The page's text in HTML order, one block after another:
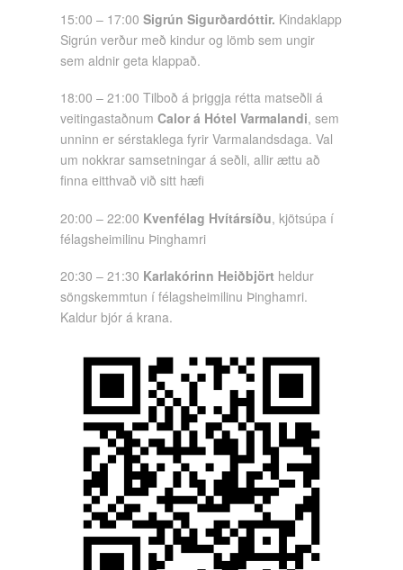
15:00 – 17:00Sigrún Sigurðardóttir. Kindaklapp
Sigrún verður með kindur og lömb sem ungir
sem aldnir geta klappað.
18:00 – 21:00 Tilboð á þriggja rétta matseðli á
veitingastaðnumCalor á Hótel Varmalandi, sem
unninn er sérstaklega fyrir Varmalandsdaga. Val
um nokkrar samsetningar á seðli, allir ættu að
finna eitthvað við sitt hæfi
20:00 – 22:00 Kvenfélag Hvítársíðu, kjötsúpa í
félagsheimilinu Þinghamri
20:30 – 21:30 Karlakórinn Heiðbjört heldur
söngskemmtun í félagsheimilinu Þinghamri.
Kaldur bjór á krana.